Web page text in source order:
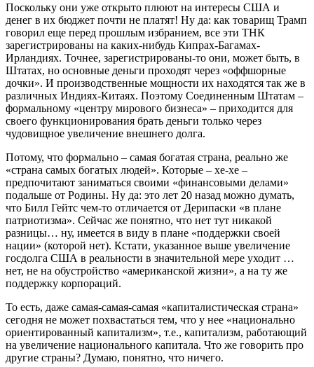
Поскольку они уже открыто плюют на интересы США и
денег в их бюджет почти не платят! Ну да: как товарищ Трамп
говорил еще перед прошлым избранием, все эти ТНК
зарегистрированы на каких-нибудь Кипрах-Багамах-
Ирландиях. Точнее, зарегистрированы-то они, может быть, в
Штатах, но основные деньги проходят через «оффшорные
дочки». И производственные мощности их находятся так же в
различных Индиях-Китаях. Поэтому Соединенным Штатам –
формальному «центру мирового бизнеса» – приходится для
своего функционирования брать деньги только через
чудовищное увеличение внешнего долга.
Потому, что формально – самая богатая страна, реально же
«страна самых богатых людей». Которые – хе-хе –
предпочитают заниматься своими «финансовыми делами»
подальше от Родины. Ну да: это лет 20 назад можно думать,
что Билл Гейтс чем-то отличается от Дерипаски «в плане
патриотизма». Сейчас же понятно, что нет тут никакой
разницы… ну, имеется в виду в плане «поддержки своей
нации» (которой нет). Кстати, указанное выше увеличение
госдолга США в реальности в значительной мере уходит …
нет, не на обустройство «американской жизни», а на ту же
поддержку корпораций.
То есть, даже самая-самая-самая «капиталистическая страна»
сегодня не может похвастаться тем, что у нее «национально
ориентированный капитализм», т.е., капитализм, работающий
на увеличение национального капитала. Что же говорить про
другие страны? Думаю, понятно, что ничего.